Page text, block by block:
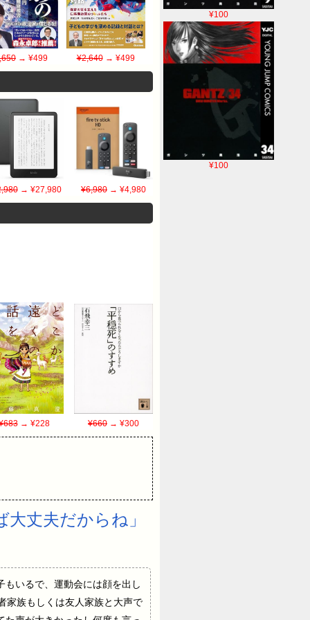
¥100
¥100
→ ¥499 ¥2,640→ ¥499
→ ¥27,980 ¥6,980→ ¥4,980
→ ¥228 ¥660→ ¥300
丈夫だからね」
いるで、運動会には顔を出し
家族もしくは友人家族と大声で